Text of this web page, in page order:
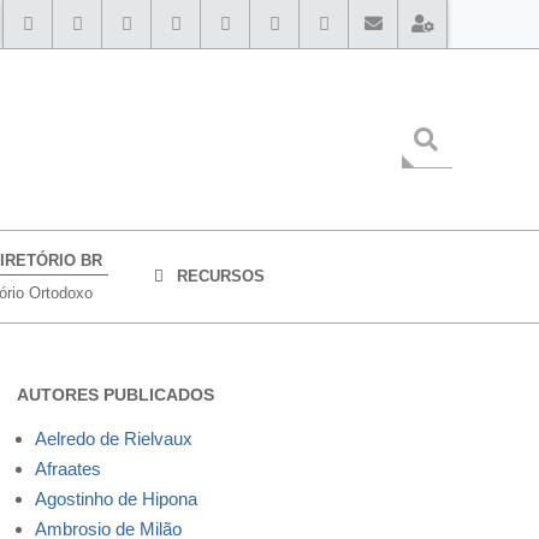
BR
Ortodoxo
RECURSOS
AUTORES PUBLICADOS
Aelredo de Rielvaux
Afraates
Agostinho de Hipona
Ambrosio de Milão